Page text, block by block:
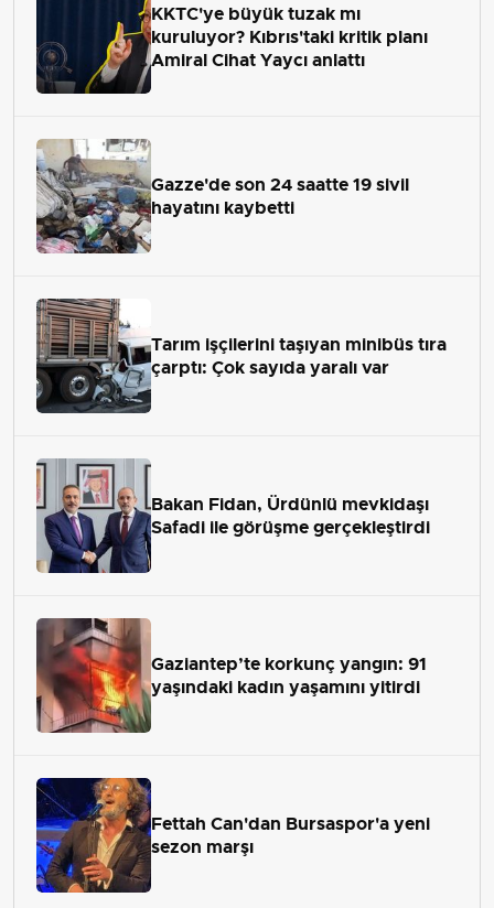
KKTC'ye büyük tuzak mı
kuruluyor? Kıbrıs'taki kritik planı
Amiral Cihat Yaycı anlattı
Gazze'de son 24 saatte 19 sivil
hayatını kaybetti
Tarım işçilerini taşıyan minibüs tıra
çarptı: Çok sayıda yaralı var
Bakan Fidan, Ürdünlü mevkidaşı
Safadi ile görüşme gerçekleştirdi
Gaziantep’te korkunç yangın: 91
yaşındaki kadın yaşamını yitirdi
Fettah Can'dan Bursaspor'a yeni
sezon marşı